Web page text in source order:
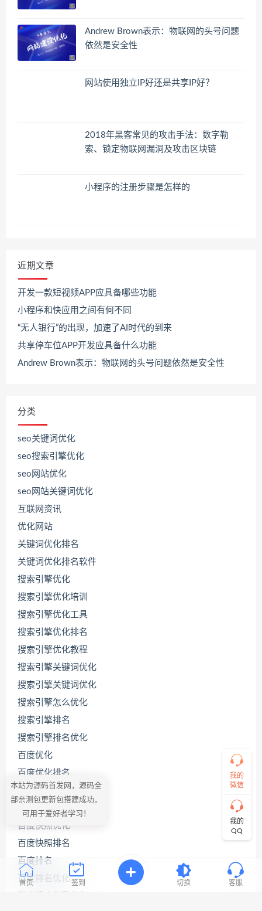
Andrew Brown表示：物联网的头号问题
依然是安全性
网站使用独立IP好还是共享IP好？
2018年黑客常见的攻击手法：数字勒
索、锁定物联网漏洞及攻击区块链
小程序的注册步骤是怎样的
近期文章
开发一款短视频APP应具备哪些功能
小程序和快应用之间有何不同
“无人银行”的出现，加速了AI时代的到来
共享停车位APP开发应具备什么功能
Andrew Brown表示：物联网的头号问题依然是安全性
分类
seo关键词优化
seo搜索引擎优化
seo网站优化
seo网站关键词优化
互联网资讯
优化网站
关键词优化排名
关键词优化排名软件
搜索引擎优化
搜索引擎优化培训
搜索引擎优化工具
搜索引擎优化排名
搜索引擎优化教程
搜索引擎关键词优化
搜索引擎关键词优化
搜索引擎怎么优化
搜索引擎排名
搜索引擎排名优化
百度优化
百度优化排名
百度关键词优化
百度关键词优化公司
百度快照优化
百度快照排名
百度排名
百度排名优化
我的
微信
我的
QQ
您
的
需
切
记！
带
连
接
首页 签到 切换 客服
本站为源码首发网，源码全
部亲测包更新包搭建成功，
可用于爱好者学习！